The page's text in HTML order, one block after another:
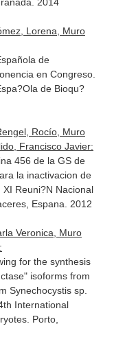
Lorena, Muro
de
en Congreso.
de Bioqu?
Rocío, Muro
Francisco Javier:
456 de la GS de
la inactivacion de
Reuni?N Nacional
Espana. 2012
Veronica, Muro
for the synthesis
isoforms from
Synechocystis sp.
International
Porto,